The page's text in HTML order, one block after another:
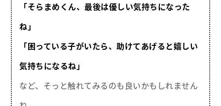
「そらまめくん、最後は優しい気持ちになった
ね」
「困っている子がいたら、助けてあげると嬉しい
気持ちになるね」
など、そっと触れてみるのも良いかもしれません